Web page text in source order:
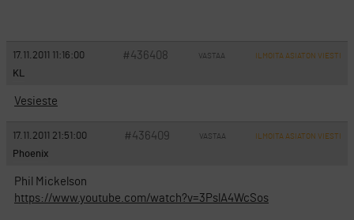
17.11.2011 11:16:00 #436408 VASTAA ILMOITA ASIATON VIESTI
KL
Vesieste
17.11.2011 21:51:00 #436409 VASTAA ILMOITA ASIATON VIESTI
Phoenix
Phil Mickelson
https://www.youtube.com/watch?v=3PslA4WcSos